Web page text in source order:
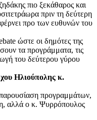
πιο ξεκάθαρος και
πριν τη δεύτερη
προ των ευθυνών του
ώστε οι δημότες της
τα προγράμματα, τις
του δεύτερου γύρου
Ηλιούπολης κ.
προγραμμάτων,
αλλά ο κ. Ψυρρόπουλος